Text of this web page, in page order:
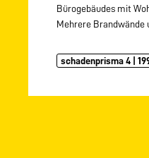
Bürogebäudes mit
Mehrere Brandwände
schadenprisma 4 |